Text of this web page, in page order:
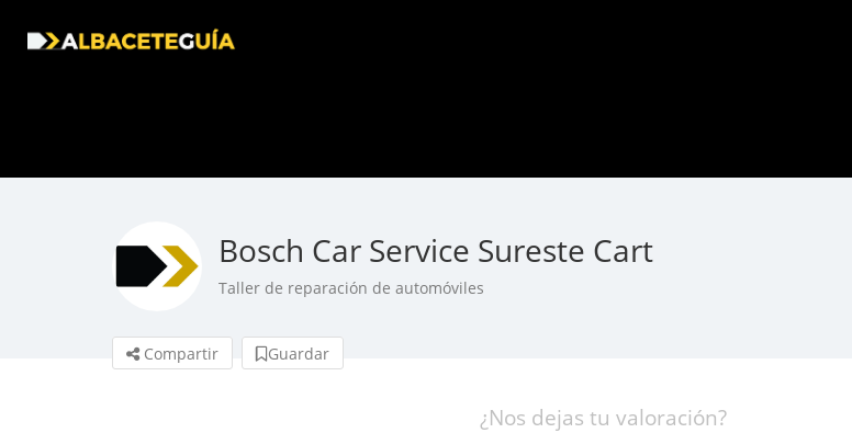
Bosch Car Service Sureste Cart
Taller de reparación de automóviles
Compartir Guardar
¿Nos dejas tu valoración?